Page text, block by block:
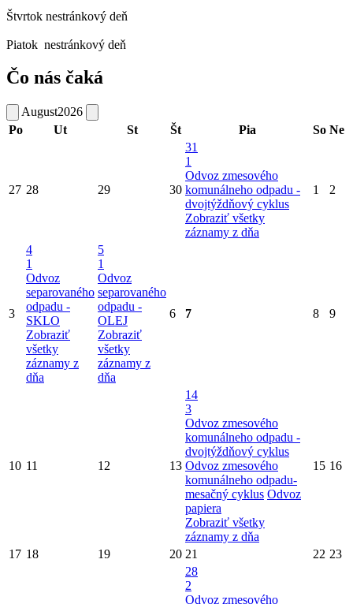
Štvrtok nestránkový deň
Piatok nestránkový deň
Čo nás čaká
August2026
Po
Ut St Št Pia So Ne
27 28 29 30
31
1
Odvoz zmesového
komunálneho odpadu -
dvojtýždňový cyklus
Zobraziť všetky
záznamy z dňa
1 2
3
4
1
Odvoz
separovaného
odpadu -
SKLO
Zobraziť
všetky
záznamy z
dňa
5
1
Odvoz
separovaného
odpadu -
OLEJ
Zobraziť
všetky
záznamy z
dňa
6 7 8 9
10 11 12 13
14
3
Odvoz zmesového
komunálneho odpadu -
dvojtýždňový cyklus
Odvoz zmesového
komunálneho odpadu-
mesačný cyklus Odvoz
papiera
Zobraziť všetky
záznamy z dňa
15 16
17 18 19 20 21 22 23
28
2
Odvoz zmesového